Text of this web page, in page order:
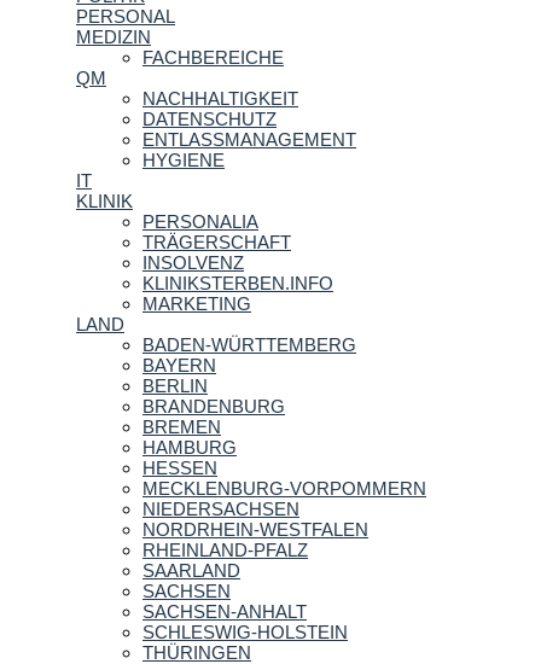
PERSONAL
MEDIZIN
FACHBEREICHE
QM
NACHHALTIGKEIT
DATENSCHUTZ
ENTLASSMANAGEMENT
HYGIENE
IT
KLINIK
PERSONALIA
TRÄGERSCHAFT
INSOLVENZ
KLINIKSTERBEN.INFO
MARKETING
LAND
BADEN-WÜRTTEMBERG
BAYERN
BERLIN
BRANDENBURG
BREMEN
HAMBURG
HESSEN
MECKLENBURG-VORPOMMERN
NIEDERSACHSEN
NORDRHEIN-WESTFALEN
RHEINLAND-PFALZ
SAARLAND
SACHSEN
SACHSEN-ANHALT
SCHLESWIG-HOLSTEIN
THÜRINGEN